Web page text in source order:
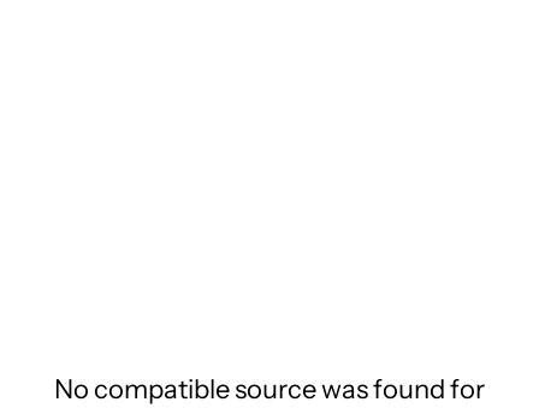
No compatible source was found for